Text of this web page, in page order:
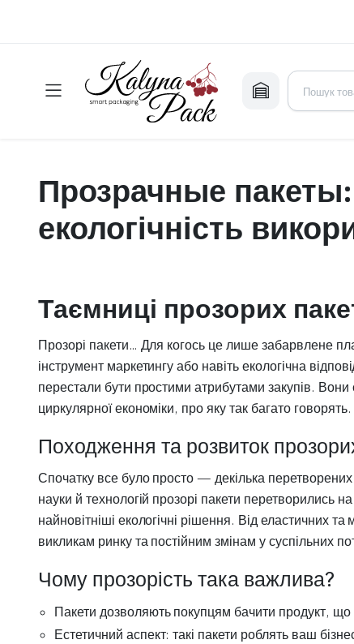
Прозрачные
екологічність
Таємниці прозорих
Прозорі пакети… Для когось це лише забарвлене
інструмент маркетингу або навіть екологічна
перестали бути простими атрибутами закупів.
циркулярної економіки, про яку так багато
Походження та розвиток
Спочатку все було просто — декілька
науки й технологій прозорі пакети перетворились
найновітніші екологічні рішення. Від еластичних
викликам ринку та постійним змінам у суспільних
Чому прозорість така важлива?
Пакети дозволяють покупцям бачити продукт, що
Естетичний аспект: такі пакети роблять ваш